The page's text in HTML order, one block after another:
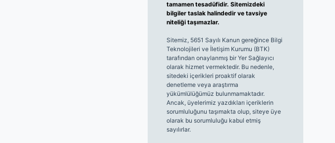
tamamen tesadüfidir. Sitemizdeki
bilgiler taslak halindedir ve tavsiye
niteliği taşımazlar.
Sitemiz, 5651 Sayılı Kanun gereğince Bilgi
Teknolojileri ve İletişim Kurumu (BTK)
tarafından onaylanmış bir Yer Sağlayıcı
olarak hizmet vermektedir. Bu nedenle,
sitedeki içerikleri proaktif olarak
denetleme veya araştırma
yükümlülüğümüz bulunmamaktadır.
Ancak, üyelerimiz yazdıkları içeriklerin
sorumluluğunu taşımakta olup, siteye üye
olarak bu sorumluluğu kabul etmiş
sayılırlar.